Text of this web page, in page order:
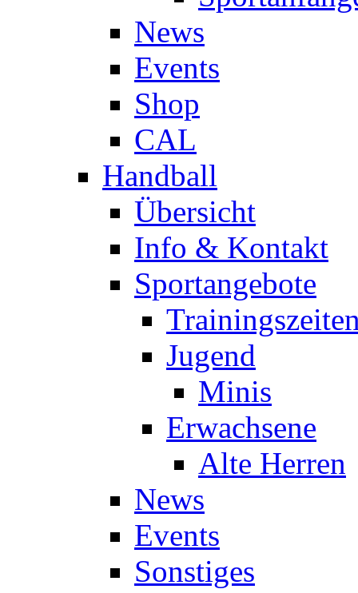
News
Events
Shop
CAL
Handball
Übersicht
Info & Kontakt
Sportangebote
Jugend
Minis
Erwachsene
Alte Herren
News
Events
Sonstiges